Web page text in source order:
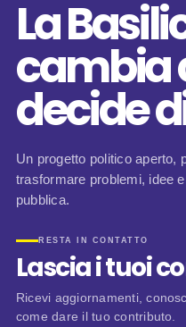
La
cambia
decide
Un progetto politico aperto,
trasformare problemi, idee
pubblica.
RESTA IN CONTATTO
Lascia i tuoi
Ricevi aggiornamenti,
come dare il tuo contributo.